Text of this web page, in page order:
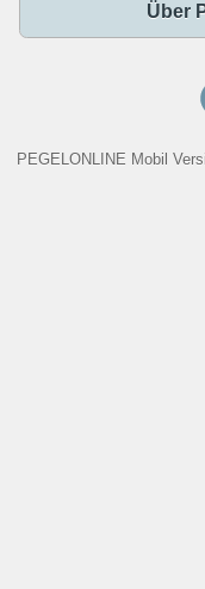
Über
PEGELONLINE Mobil